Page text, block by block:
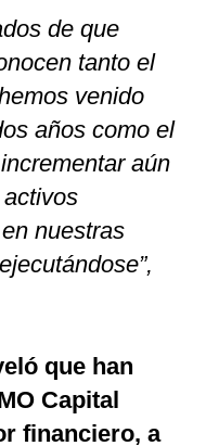
de que
tanto el
venido
años como el
aún
nuestras
que han
Capital
financiero, a